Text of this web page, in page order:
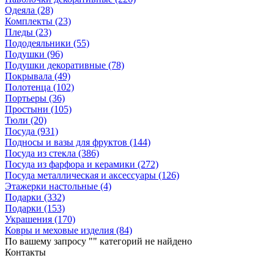
Одеяла (28)
Комплекты (23)
Пледы (23)
Пододеяльники (55)
Подушки (96)
Подушки декоративные (78)
Покрывала (49)
Полотенца (102)
Портьеры (36)
Простыни (105)
Тюли (20)
Посуда (931)
Подносы и вазы для фруктов (144)
Посуда из стекла (386)
Посуда из фарфора и керамики (272)
Посуда металлическая и аксессуары (126)
Этажерки настольные (4)
Подарки (332)
Подарки (153)
Украшения (170)
Ковры и меховые изделия (84)
По вашему запросу "" категорий не найдено
Контакты